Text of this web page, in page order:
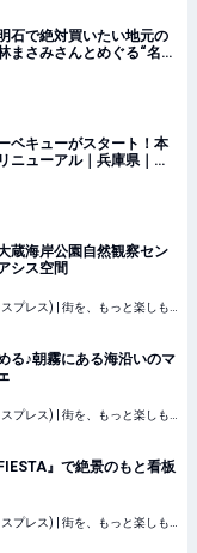
石で絶対買いたい地元の
まさみさんとめぐる“名物
て野菜を楽しむ旅 - 天然
ベキューがスタート！本
ニューアル｜兵庫県｜
蔵海岸公園自然観察セン
シス空間
る♪朝霧にある海沿いのマ
』で絶景のもと看板